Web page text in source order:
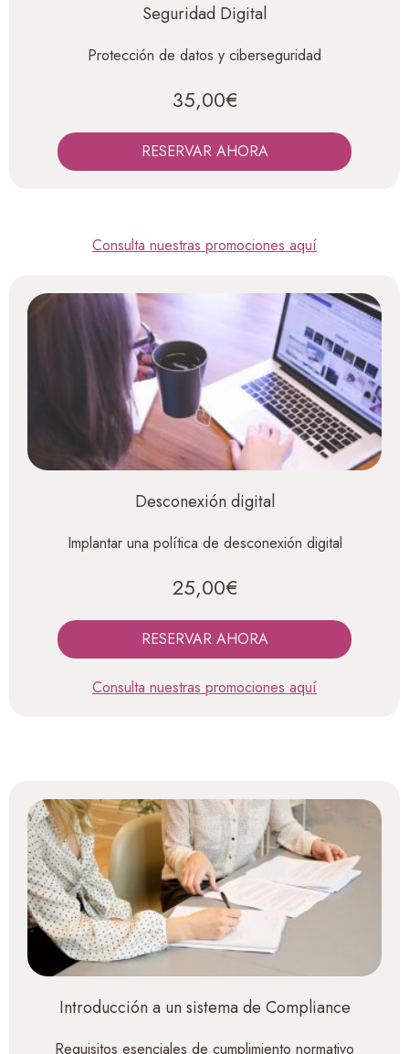
Seguridad Digital
Protección de datos y ciberseguridad
35,00€
RESERVAR AHORA
Consulta nuestras promociones aquí
Desconexión digital
Implantar una política de desconexión digital
25,00€
RESERVAR AHORA
Consulta nuestras promociones aquí
Introducción a un sistema de Compliance
Requisitos esenciales de cumplimiento normativo